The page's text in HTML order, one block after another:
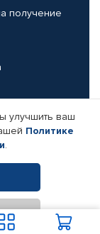
получение
улучшить ваш
Политике
.